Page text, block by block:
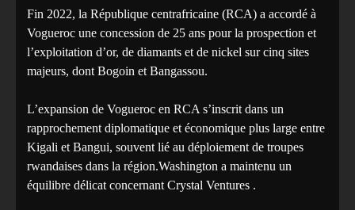
Fin 2022, la République centrafricaine (RCA) a accordé à
Vogueroc une concession de 25 ans pour la prospection et
l’exploitation d’or, de diamants et de nickel sur cinq sites
majeurs, dont Bogoin et Bangassou.
L’expansion de Vogueroc en RCA s’inscrit dans un
rapprochement diplomatique et économique plus large entre
Kigali et Bangui, souvent lié au déploiement de troupes
rwandaises dans la région.Washington a maintenu un
équilibre délicat concernant Crystal Ventures .